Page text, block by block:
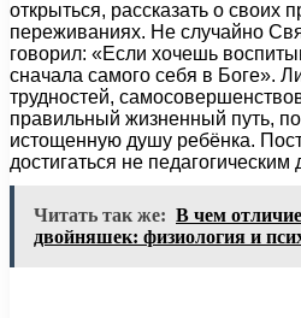
открыться, рассказать о своих
переживаниях. Не случайно
говорил: «Если хочешь
сначала самого себя в Боге».
трудностей,
правильный жизненный путь,
истощенную душу ребёнка.
достигаться не
Читать так же: В чем
двойняшек: физиология и